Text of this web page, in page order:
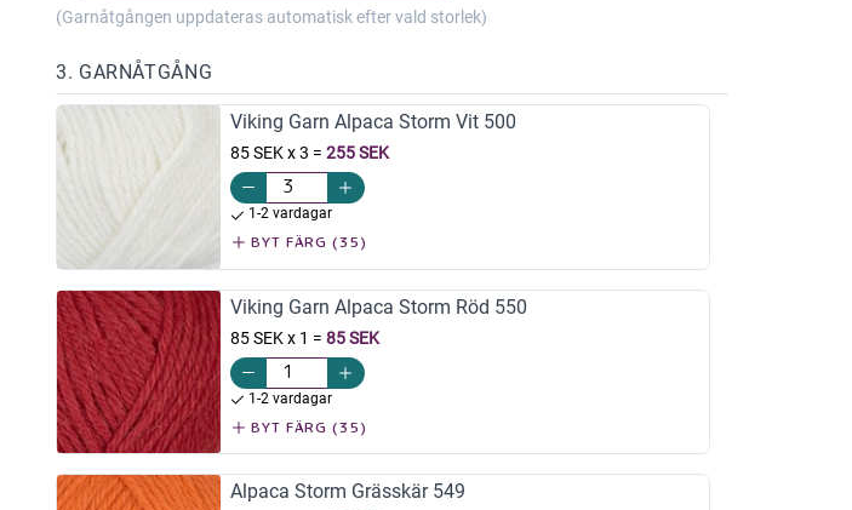
(Garnåtgången uppdateras automatisk efter vald storlek)
3. GARNÅTGÅNG
Viking Garn Alpaca Storm Vit 500
85 SEK x 3 = 255 SEK
1-2 vardagar
BYT FÄRG (35)
Viking Garn Alpaca Storm Röd 550
85 SEK x 1 = 85 SEK
1-2 vardagar
BYT FÄRG (35)
Alpaca Storm Grässkär 549